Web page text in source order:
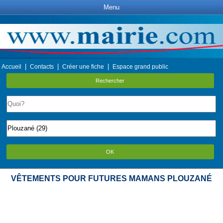
Menu
Accueil Contacts Créer une fiche Espace grand public
Rechercher
OK
VÊTEMENTS POUR FUTURES MAMANS PLOUZANÉ